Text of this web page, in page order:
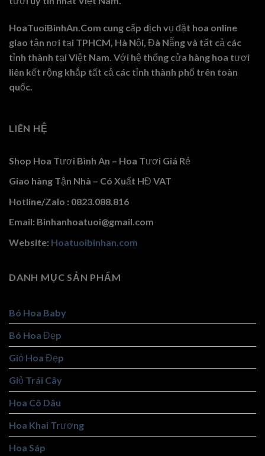
HoaTuoiBinhAn.Com cung cấp dịch vụ đặt hoa online
giao tận nơi tại TPHCM, Hà Nội, Đà Nẵng và tất cả các
tỉnh thành tại Việt Nam. Với hệ thống cửa hàng hoa tươi
liên kết rộng khắp tất cả các tỉnh thành phố trên toàn
quốc.
LIÊN HỆ
Shop Hoa Tươi Bình An – Hoa Tươi Giá Rẻ
Giao hàng Tận Nhà – Có Xuất HĐ VAT
Hotline/Zalo : 0823.088.816
Email: Binhanhoatuoi@gmail.com
Website: Hoatuoibinhan.com
DANH MỤC SẢN PHẨM
Bó Hoa Baby
Bó Hoa Đẹp
Giỏ Hoa Đẹp
Giỏ Trái Cây
Hoa Cô Dâu
Hoa Khai Trương
Hoa Sáp